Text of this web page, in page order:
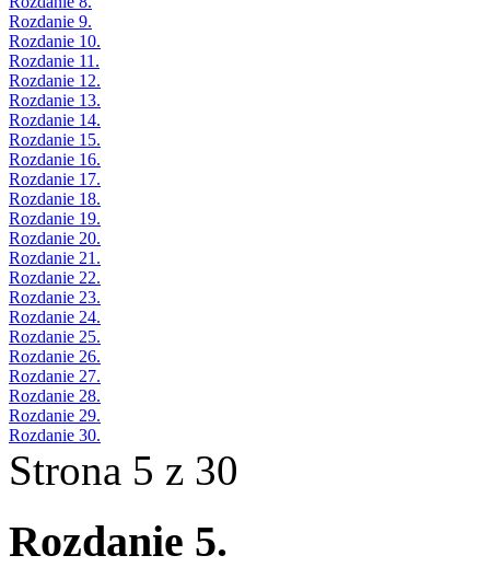
Rozdanie 9.
Rozdanie 10.
Rozdanie 11.
Rozdanie 12.
Rozdanie 13.
Rozdanie 14.
Rozdanie 15.
Rozdanie 16.
Rozdanie 17.
Rozdanie 18.
Rozdanie 19.
Rozdanie 20.
Rozdanie 21.
Rozdanie 22.
Rozdanie 23.
Rozdanie 24.
Rozdanie 25.
Rozdanie 26.
Rozdanie 27.
Rozdanie 28.
Rozdanie 29.
Rozdanie 30.
Strona 5 z 30
Rozdanie 5.